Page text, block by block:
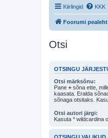
Kiirlingid KKK
Foorumi pealeht
Otsi
OTSINGU
Otsi märksõnu:
Pane + sõna ette,
kaasata. Eralda
sõnaga otsitaks.
Otsi autori järgi:
Kasuta * wildcardina